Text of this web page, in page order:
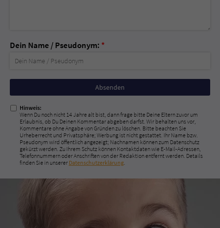
Dein Name / Pseudonym: *
Nicht
ausfüllen!
Hinweis:
Wenn Du noch nicht 14 Jahre alt bist, dann frage bitte Deine Eltern zuvor um
Erlaubnis, ob Du Deinen Kommentar abgeben darfst. Wir behalten uns vor,
Kommentare ohne Angabe von Gründen zu löschen. Bitte beachten Sie
Urheberrecht und Privatsphäre; Werbung ist nicht gestattet. Ihr Name bzw.
Pseudonym wird öffentlich angezeigt; Nachnamen können zum Datenschutz
gekürzt werden. Zu Ihrem Schutz können Kontaktdaten wie E-Mail-Adressen,
Telefonnummern oder Anschriften von der Redaktion entfernt werden. Details
finden Sie in unserer Datenschutzerklärung.